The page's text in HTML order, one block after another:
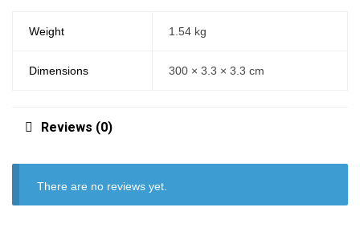
Weight 1.54 kg
Dimensions 300 × 3.3 × 3.3 cm
Reviews (0)
There are no reviews yet.